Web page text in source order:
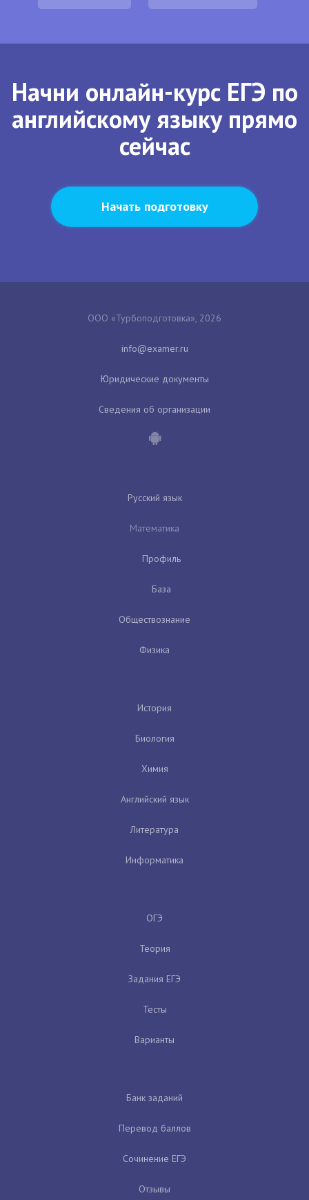
Начни онлайн-курс ЕГЭ по
английскому языку прямо
сейчас
Начать подготовку
ООО «Турбоподготовка», 2026
Юридические документы
Сведения об организации
Русский язык
Математика
Профиль
База
Обществознание
Физика
История
Биология
Химия
Английский язык
Литература
Информатика
ОГЭ
Теория
Задания ЕГЭ
Тесты
Варианты
Банк заданий
Перевод баллов
Сочинение ЕГЭ
Отзывы